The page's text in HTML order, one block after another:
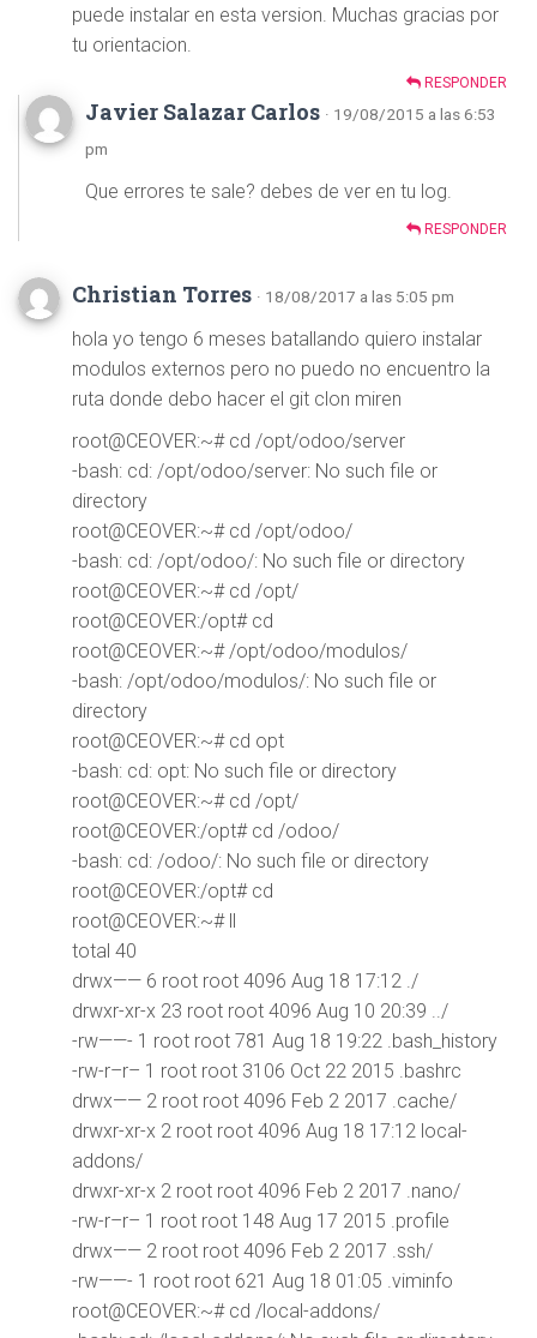
puede instalar en esta version. Muchas gracias por
tu orientacion.
RESPONDER
Javier Salazar Carlos · 19/08/2015 a las 6:53
pm
Que errores te sale? debes de ver en tu log.
RESPONDER
Christian Torres · 18/08/2017 a las 5:05 pm
hola yo tengo 6 meses batallando quiero instalar
modulos externos pero no puedo no encuentro la
ruta donde debo hacer el git clon miren
root@CEOVER:~# cd /opt/odoo/server
-bash: cd: /opt/odoo/server: No such file or
directory
root@CEOVER:~# cd /opt/odoo/
-bash: cd: /opt/odoo/: No such file or directory
root@CEOVER:~# cd /opt/
root@CEOVER:/opt# cd
root@CEOVER:~# /opt/odoo/modulos/
-bash: /opt/odoo/modulos/: No such file or
directory
root@CEOVER:~# cd opt
-bash: cd: opt: No such file or directory
root@CEOVER:~# cd /opt/
root@CEOVER:/opt# cd /odoo/
-bash: cd: /odoo/: No such file or directory
root@CEOVER:/opt# cd
root@CEOVER:~# ll
total 40
drwx—— 6 root root 4096 Aug 18 17:12 ./
drwxr-xr-x 23 root root 4096 Aug 10 20:39 ../
-rw——- 1 root root 781 Aug 18 19:22 .bash_history
-rw-r–r– 1 root root 3106 Oct 22 2015 .bashrc
drwx—— 2 root root 4096 Feb 2 2017 .cache/
drwxr-xr-x 2 root root 4096 Aug 18 17:12 local-
addons/
drwxr-xr-x 2 root root 4096 Feb 2 2017 .nano/
-rw-r–r– 1 root root 148 Aug 17 2015 .profile
drwx—— 2 root root 4096 Feb 2 2017 .ssh/
-rw——- 1 root root 621 Aug 18 01:05 .viminfo
root@CEOVER:~# cd /local-addons/